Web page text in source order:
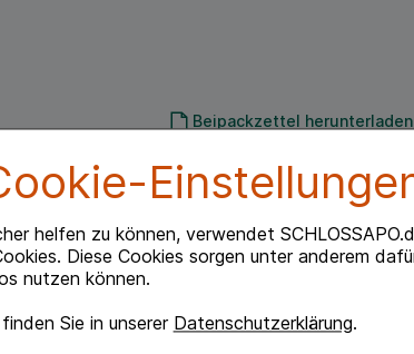
helfen zu können, verwendet
Diese Cookies sorgen unter anderem
nutzen können.
Sie in unserer Datenschutzerklärung.
Beipackzettel herunterladen